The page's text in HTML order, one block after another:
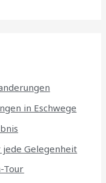
in Eschwege
Gelegenheit
Tour